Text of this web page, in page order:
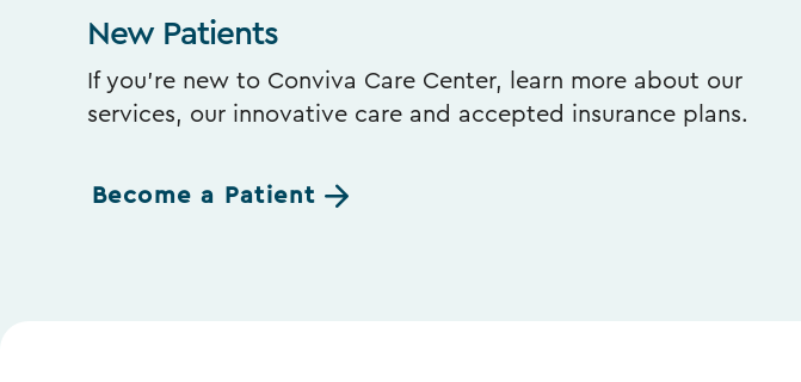
New Patients
If you’re new to Conviva Care Center, learn more about our
services, our innovative care and accepted insurance plans.
Become a Patient